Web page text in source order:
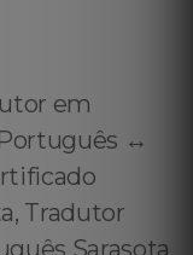
em
↔️
Tradutor
Sarasota,